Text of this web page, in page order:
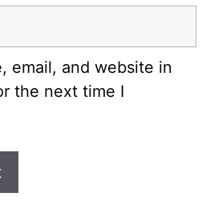
email, and website in
the next time I